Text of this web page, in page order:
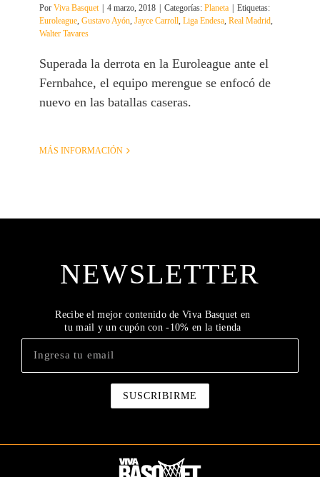
Por Viva Basquet 4 marzo, 2018 Categorías: Planeta
Etiquetas:
Euroleague, Gustavo Ayón, Jayce Carroll, Liga Endesa, Real Madrid,
Walter Tavares
Superada la derrota en la Euroleague ante el
Fernbahce, el equipo merengue se enfocó de
nuevo en las batallas caseras.
MÁS INFORMACIÓN
NEWSLETTER
Recibe el mejor contenido de Viva Basquet en
tu mail y un cupón con -10% en la tienda